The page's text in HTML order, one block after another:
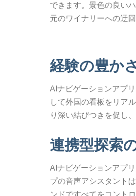
できます。景色の良い
元のワイナリーへの迂
経験の豊かさ
AIナビゲーションアプ
して外国の看板をリア
り深い結びつきを促し
連携型探索
AIナビゲーションアプ
プの音声アシスタント
ンドですべてをコント